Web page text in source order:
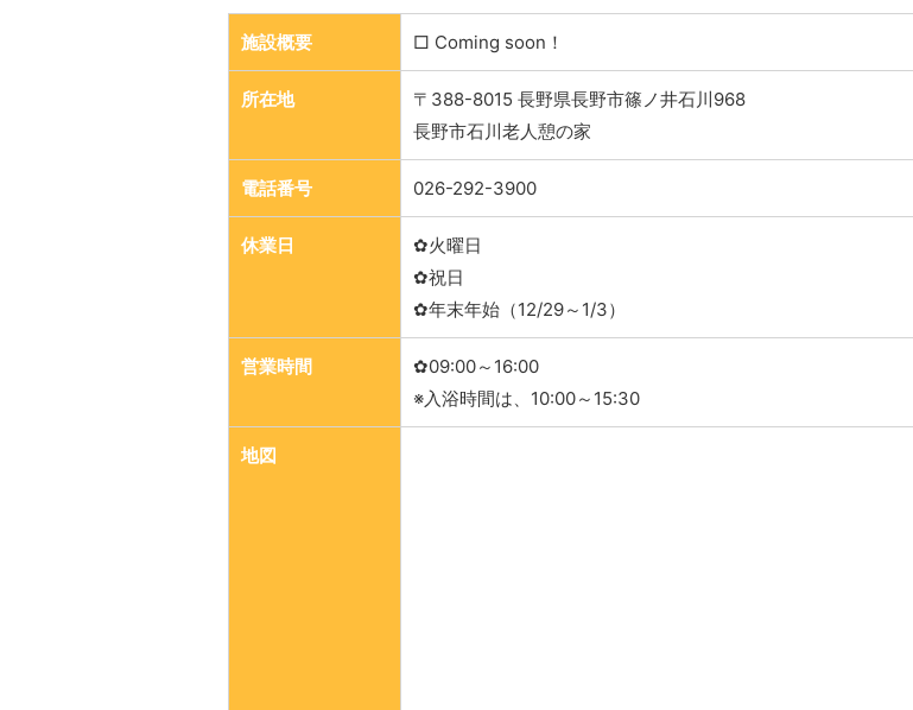
施設概要 □ Coming soon！
所在地
〒388-8015 長野県長野市篠ノ井石川968
長野市石川老人憩の家
電話番号 026-292-3900
休業日
✿火曜日
✿祝日
✿年末年始（12/29～1/3）
営業時間
✿09:00～16:00
※入浴時間は、10:00～15:30
地図